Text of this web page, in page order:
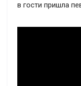
в гости пришла